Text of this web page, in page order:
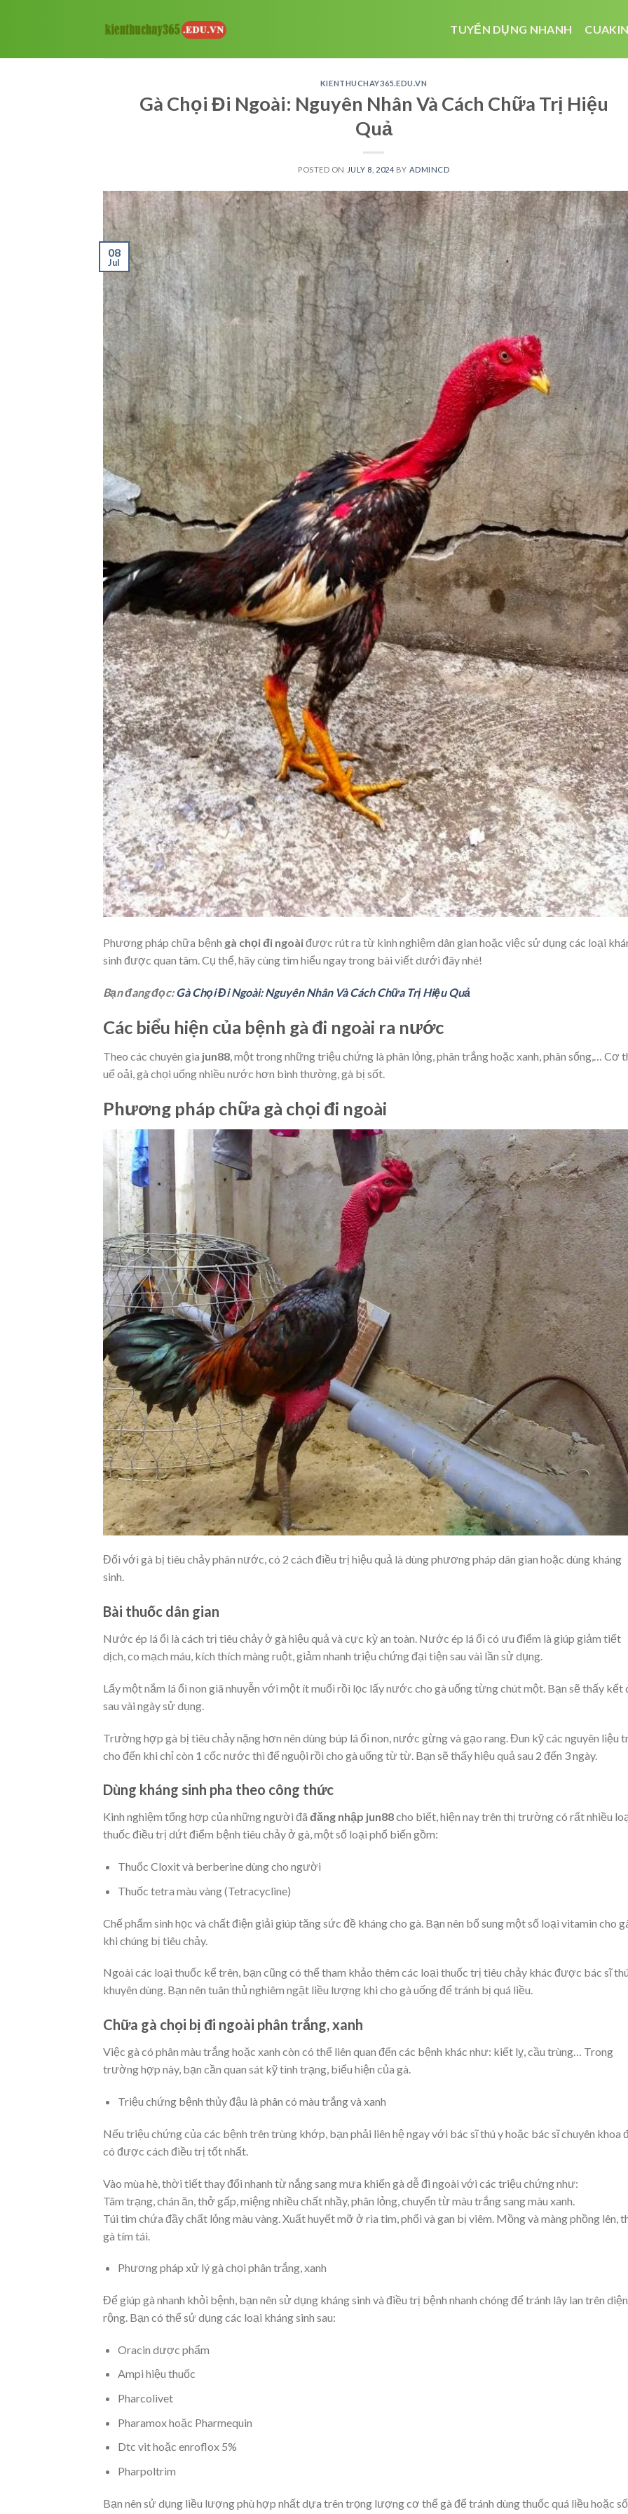
TUYỂN DỤNG NHANH
KIENTHUCHAY365.EDU.VN
Gà Chọi Đi Ngoài: Nguyên Nhân Và Cách Chữa Trị Hiệu
Quả
POSTED ON JULY 8, 2024 BY ADMINCD
08
Jul
Phương pháp chữa bệnh gà chọi đi ngoàiđược rút ra từ kinh nghiệm dân gian hoặc việc sử dụng các loại
sinh được quan tâm. Cụ thể, hãy cùng tìm hiểu ngay trong bài viết dưới đây nhé!
Bạn đang đọc:Gà Chọi Đi Ngoài: Nguyên Nhân Và Cách Chữa Trị Hiệu Quả
Các biểu hiện của bệnh gà đi ngoài ra nước
Theo các chuyên gia jun88, một trong những triệu chứng là phân lỏng, phân trắng hoặc xanh, phân sống,… Cơ
uể oải, gà chọi uống nhiều nước hơn bình thường, gà bị sốt.
Phương pháp chữa gà chọi đi ngoài
Đối với gà bị tiêu chảy phân nước, có 2 cách điều trị hiệu quả là dùng phương pháp dân gian hoặc dùng kháng
sinh.
Bài thuốc dân gian
Nước ép lá ổi là cách trị tiêu chảy ở gà hiệu quả và cực kỳ an toàn. Nước ép lá ổi có ưu điểm là giúp giảm tiết
dịch, co mạch máu, kích thích màng ruột, giảm nhanh triệu chứng đại tiện sau vài lần sử dụng.
Lấy một nắm lá ổi non giã nhuyễn với một ít muối rồi lọc lấy nước cho gà uống từng chút một. Bạn sẽ thấy kết
sau vài ngày sử dụng.
Trường hợp gà bị tiêu chảy nặng hơn nên dùng búp lá ổi non, nước gừng và gạo rang. Đun kỹ các nguyên liệu
cho đến khi chỉ còn 1 cốc nước thì để nguội rồi cho gà uống từ từ. Bạn sẽ thấy hiệu quả sau 2 đến 3 ngày.
Dùng kháng sinh pha theo công thức
Kinh nghiệm tổng hợp của những người đã đăng nhập jun88cho biết, hiện nay trên thị trường có rất nhiều
thuốc điều trị dứt điểm bệnh tiêu chảy ở gà, một số loại phổ biến gồm:
Thuốc Cloxit và berberine dùng cho người
Thuốc tetra màu vàng (Tetracycline)
Chế phẩm sinh học và chất điện giải giúp tăng sức đề kháng cho gà. Bạn nên bổ sung một số loại vitamin cho
khi chúng bị tiêu chảy.
Ngoài các loại thuốc kể trên, bạn cũng có thể tham khảo thêm các loại thuốc trị tiêu chảy khác được bác sĩ
khuyên dùng. Bạn nên tuân thủ nghiêm ngặt liều lượng khi cho gà uống để tránh bị quá liều.
Chữa gà chọi bị đi ngoài phân trắng, xanh
Việc gà có phân màu trắng hoặc xanh còn có thể liên quan đến các bệnh khác như: kiết lỵ, cầu trùng… Trong
trường hợp này, bạn cần quan sát kỹ tình trạng, biểu hiện của gà.
Triệu chứng bệnh thủy đậu là phân có màu trắng và xanh
Nếu triệu chứng của các bệnh trên trùng khớp, bạn phải liên hệ ngay với bác sĩ thú y hoặc bác sĩ chuyên khoa
có được cách điều trị tốt nhất.
Vào mùa hè, thời tiết thay đổi nhanh từ nắng sang mưa khiến gà dễ đi ngoài với các triệu chứng như:
Tâm trạng, chán ăn, thở gấp, miệng nhiều chất nhầy, phân lỏng, chuyển từ màu trắng sang màu xanh.
Túi tim chứa đầy chất lỏng màu vàng. Xuất huyết mỡ ở rìa tim, phổi và gan bị viêm. Mồng và màng phồng lên,
gà tím tái.
Phương pháp xử lý gà chọi phân trắng, xanh
Để giúp gà nhanh khỏi bệnh, bạn nên sử dụng kháng sinh và điều trị bệnh nhanh chóng để tránh lây lan trên diện
rộng. Bạn có thể sử dụng các loại kháng sinh sau:
Oracin dược phẩm
Ampi hiệu thuốc
Pharcolivet
Pharamox hoặc Pharmequin
Dtc vit hoặc enroflox 5%
Pharpoltrim
Bạn nên sử dụng liều lượng phù hợp nhất dựa trên trọng lượng cơ thể gà để tránh dùng thuốc quá liều hoặc